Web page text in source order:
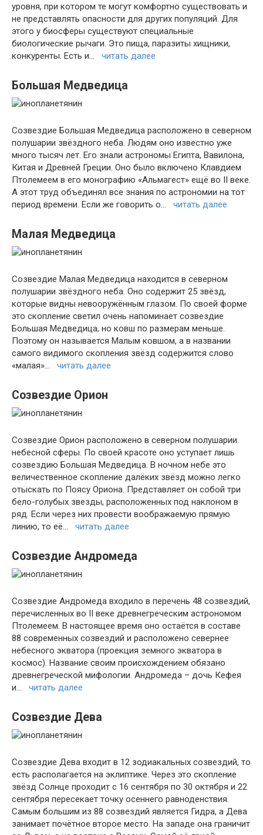
уровня, при котором те могут комфортно существовать и
не представлять опасности для других популяций. Для
этого у биосферы существуют специальные
биологические рычаги. Это пища, паразиты хищники,
конкуренты. Есть и… читать далее
Большая Медведица
Созвездие Большая Медведица расположено в северном
полушарии звёздного неба. Людям оно известно уже
много тысяч лет. Его знали астрономы Египта, Вавилона,
Китая и Древней Греции. Оно было включено Клавдием
Птолемеем в его монографию «Альмагест» ещё во II веке.
А этот труд объединял все знания по астрономии на тот
период времени. Если же говорить о… читать далее
Малая Медведица
Созвездие Малая Медведица находится в северном
полушарии звёздного неба. Оно содержит 25 звёзд,
которые видны невооружённым глазом. По своей форме
это скопление светил очень напоминает созвездие
Большая Медведица, но ковш по размерам меньше.
Поэтому он называется Малым ковшом, а в названии
самого видимого скопления звёзд содержится слово
«малая»… читать далее
Созвездие Орион
Созвездие Орион расположено в северном полушарии
небесной сферы. По своей красоте оно уступает лишь
созвездию Большая Медведица. В ночном небе это
величественное скопление далёких звёзд можно легко
отыскать по Поясу Ориона. Представляет он собой три
бело-голубых звезды, расположенных под наклоном в
ряд. Если через них провести воображаемую прямую
линию, то её… читать далее
Созвездие Андромеда
Созвездие Андромеда входило в перечень 48 созвездий,
перечисленных во II веке древнегреческим астрономом
Птолемеем. В настоящее время оно остаётся в составе
88 современных созвездий и расположено севернее
небесного экватора (проекция земного экватора в
космос). Название своим происхождением обязано
древнегреческой мифологии. Андромеда – дочь Кефея
и… читать далее
Созвездие Дева
Созвездие Дева входит в 12 зодиакальных созвездий, то
есть располагается на эклиптике. Через это скопление
звёзд Солнце проходит с 16 сентября по 30 октября и 22
сентября пересекает точку осеннего равноденствия.
Самым большим из 88 созвездий является Гидра, а Дева
занимает почётное второе место. На западе она граничит